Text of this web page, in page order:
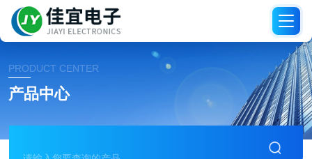
PRODUCT CENTER
产品中心